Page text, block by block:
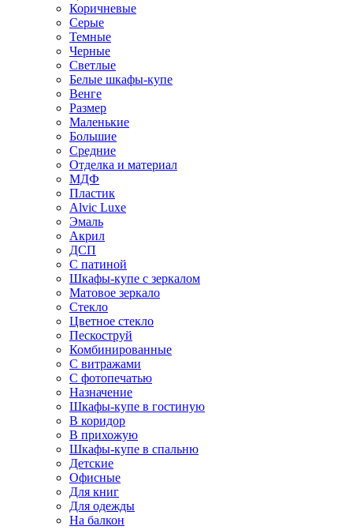
Коричневые
Серые
Темные
Черные
Светлые
Белые шкафы-купе
Венге
Размер
Маленькие
Большие
Средние
Отделка и материал
МДФ
Пластик
Alvic Luxe
Эмаль
Акрил
ДСП
С патиной
Шкафы-купе с зеркалом
Матовое зеркало
Стекло
Цветное стекло
Пескоструй
Комбинированные
С витражами
С фотопечатью
Назначение
Шкафы-купе в гостиную
В коридор
В прихожую
Шкафы-купе в спальню
Детские
Офисные
Для книг
Для одежды
На балкон